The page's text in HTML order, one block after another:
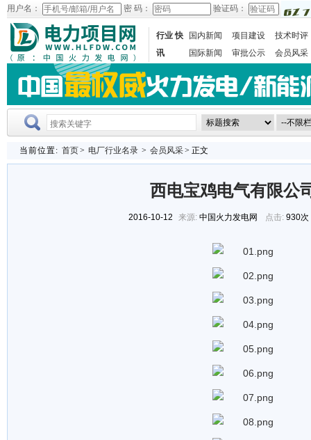
用户名： 密 码： 验证码：
行业 快
讯
国内新闻 项目建设
技术时评
国际新闻
审批公示 会员风采
当前位置: 首页> 电厂行业名录 > 会员风采> 正文
西电宝鸡电气有限公
2016-10-12 来源: 中国火力发电网 点击: 930次